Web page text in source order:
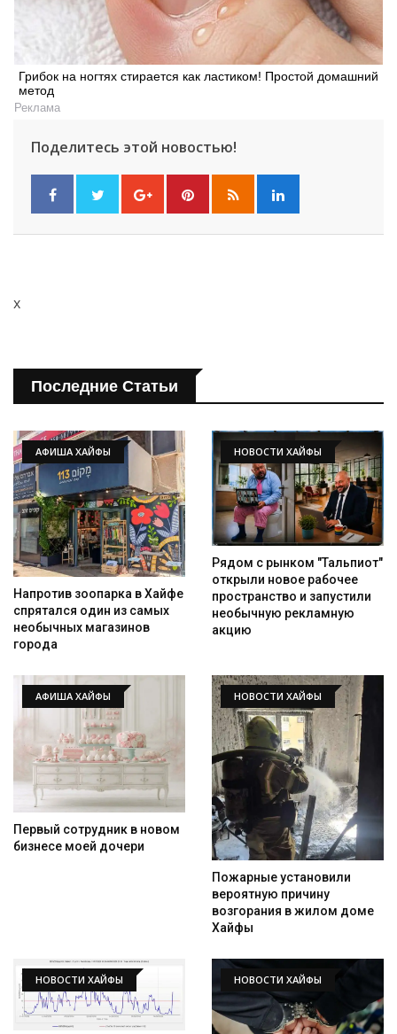
Грибок на ногтях стирается как ластиком! Простой домашний
метод
Реклама
Поделитесь этой новостью!
x
Последние Статьи
АФИША ХАЙФЫ
Напротив зоопарка в Хайфе
спрятался один из самых
необычных магазинов
города
НОВОСТИ ХАЙФЫ
Рядом с рынком "Тальпиот"
открыли новое рабочее
пространство и запустили
необычную рекламную
акцию
АФИША ХАЙФЫ
Первый сотрудник в новом
бизнесе моей дочери
НОВОСТИ ХАЙФЫ
Пожарные установили
вероятную причину
возгорания в жилом доме
Хайфы
НОВОСТИ ХАЙФЫ НОВОСТИ ХАЙФЫ